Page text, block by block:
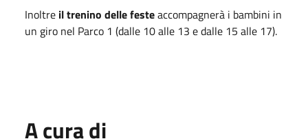
Inoltre il trenino delle festeaccompagnerà i bambini in
un giro nel Parco 1 (dalle 10 alle 13 e dalle 15 alle 17).
A cura di